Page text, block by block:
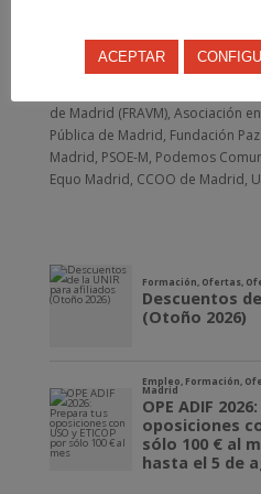
CEAR Madrid, Asamblea de
de Madrid (FRAVM), Asociación
Pública de Madrid, Fundación
Madrid, PSOE-M, Podemos
Equo Madrid, CCOO de Madrid,
ACEPTAR